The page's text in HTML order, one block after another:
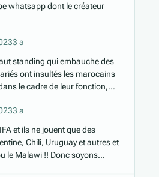
whatsapp dont le créateur
3 a
standing qui embauche des
ont insultés les marocains
le cadre de leur fonction,
que l'employeur soit visé,
3 a
et ils ne jouent que des
Chili, Uruguay et autres et
!! Donc soyons